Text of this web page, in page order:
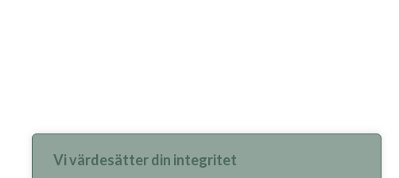
Vi värdesätter din integritet